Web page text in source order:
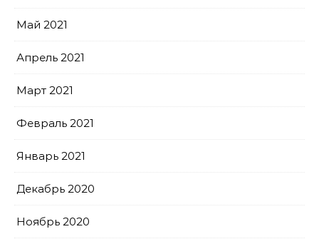
Май 2021
Апрель 2021
Март 2021
Февраль 2021
Январь 2021
Декабрь 2020
Ноябрь 2020